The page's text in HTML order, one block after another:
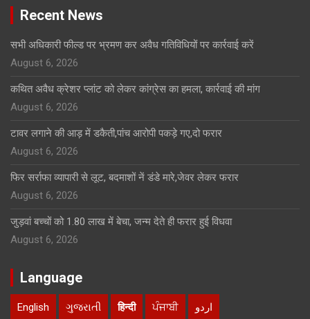
Recent News
सभी अधिकारी फील्ड पर भ्रमण कर अवैध गतिविधियों पर कार्रवाई करें
August 6, 2026
कथित अवैध क्रेशर प्लांट को लेकर कांग्रेस का हमला, कार्रवाई की मांग
August 6, 2026
टावर लगाने की आड़ में डकैती,पांच आरोपी पकड़े गए,दो फरार
August 6, 2026
फिर सर्राफा व्यापारी से लूट, बदमाशों नें डंडे मारे,जेवर लेकर फरार
August 6, 2026
जुड़वां बच्चों को 1.80 लाख में बेचा, जन्म देते ही फरार हुई विधवा
August 6, 2026
Language
English ગુજરાતી हिन्दी ਪੰਜਾਬੀ اردو